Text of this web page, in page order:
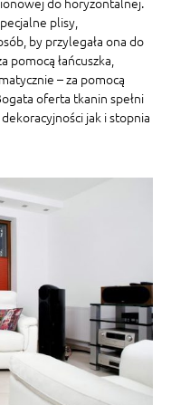
plisy,
by przylegała ona do
pomocą łańcuszka,
– za pomocą
oferta tkanin spełni
jak i stopnia